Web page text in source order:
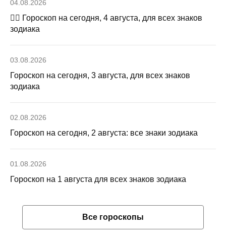
04.08.2026
🧙‍♀ Гороскоп на сегодня, 4 августа, для всех знаков
зодиака
03.08.2026
Гороскоп на сегодня, 3 августа, для всех знаков
зодиака
02.08.2026
Гороскоп на сегодня, 2 августа: все знаки зодиака
01.08.2026
Гороскоп на 1 августа для всех знаков зодиака
Все гороскопы